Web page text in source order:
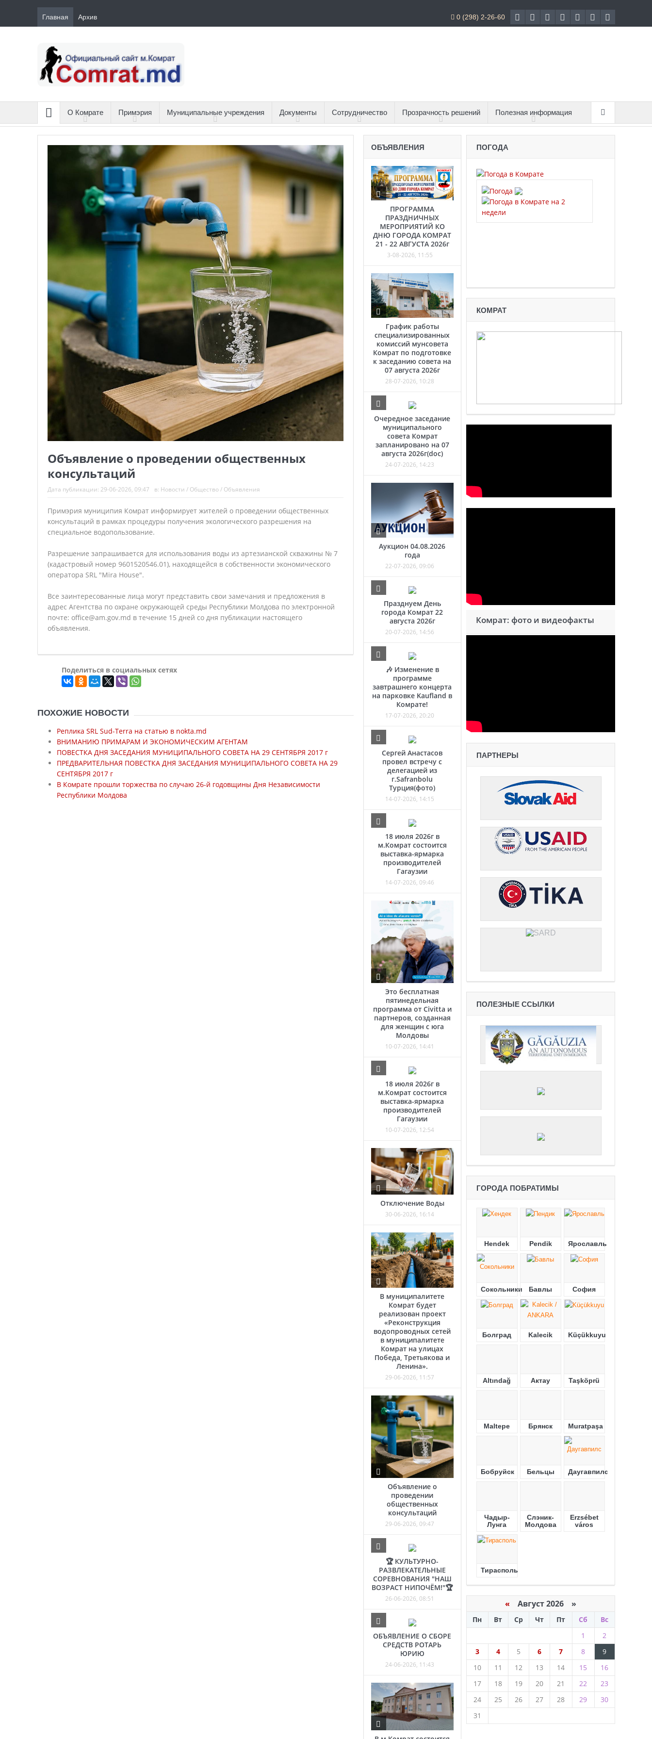
Главная Архив 0 (298) 2-26-60
О Комрате Примэрия Муниципальные учреждения Документы Сотрудничество Прозрачность решений Полезная информация
Объявление о проведении общественных
консультаций
Дата публикации: 29-06-2026, 09:47 в: Новости / Общество/ Объявления
Примэрия муниципия Комрат информирует жителей о проведении общественных
консультаций в рамках процедуры получения экологического разрешения на
специальное водопользование.
Разрешение запрашивается для использования воды из артезианской скважины № 7
(кадастровый номер 9601520546.01), находящейся в собственности экономического
оператора SRL "Mira House".
Все заинтересованные лица могут представить свои замечания и предложения в
адрес Агентства по охране окружающей среды Республики Молдова по электронной
почте: office@am.gov.md в течение 15 дней со дня публикации настоящего
объявления.
Поделиться в социальных сетях
ПОХОЖИЕ НОВОСТИ
Реплика SRL Sud-Terra на статью в nokta.md
ВНИМАНИЮ ПРИМАРАМ И ЭКОНОМИЧЕСКИМ АГЕНТАМ
ПОВЕСТКА ДНЯ ЗАСЕДАНИЯ МУНИЦИПАЛЬНОГО СОВЕТА НА 29 СЕНТЯБРЯ 2017 г
ПРЕДВАРИТЕЛЬНАЯ ПОВЕСТКА ДНЯ ЗАСЕДАНИЯ МУНИЦИПАЛЬНОГО СОВЕТА НА 29
СЕНТЯБРЯ 2017 г
В Комрате прошли торжества по случаю 26-й годовщины Дня Независимости
Республики Молдова
ОБЪЯВЛЕНИЯ
ПРОГРАММА
ПРАЗДНИЧНЫХ
МЕРОПРИЯТИЙ КО
ДНЮ ГОРОДА КОМРАТ
21 - 22 АВГУСТА 2026г
3-08-2026, 11:55
График работы
специализированных
комиссий мунсовета
Комрат по подготовке
к заседанию совета на
07 августа 2026г
28-07-2026, 10:28
Очередное заседание
муниципального
совета Комрат
запланировано на 07
августа 2026г(doc)
24-07-2026, 14:23
Аукцион 04.08.2026
года
22-07-2026, 09:06
Празднуем День
города Комрат 22
августа 2026г
20-07-2026, 14:56
🎶 Изменение в
программе
завтрашнего концерта
на парковке Kaufland в
Комрате!
17-07-2026, 20:20
Сергей Анастасов
провел встречу с
делегацией из
г.Safranbolu
Турция(фото)
14-07-2026, 14:15
18 июля 2026г в
м.Комрат состоится
выставка-ярмарка
производителей
Гагаузии
14-07-2026, 09:46
Это бесплатная
пятинедельная
программа от Civitta и
партнеров, созданная
для женщин с юга
Молдовы
10-07-2026, 14:41
18 июля 2026г в
м.Комрат состоится
выставка-ярмарка
производителей
Гагаузии
10-07-2026, 12:54
Отключение Воды
30-06-2026, 16:14
В муниципалитете
Комрат будет
реализован проект
«Реконструкция
водопроводных сетей
в муниципалитете
Комрат на улицах
Победа, Третьякова и
Ленина».
29-06-2026, 11:57
Объявление о
проведении
общественных
консультаций
29-06-2026, 09:47
🏆 КУЛЬТУРНО-
РАЗВЛЕКАТЕЛЬНЫЕ
СОРЕВНОВАНИЯ "НАШ
ВОЗРАСТ НИПОЧЁМ!"🏆
26-06-2026, 08:51
ОБЪЯВЛЕНИЕ О СБОРЕ
СРЕДСТВ РОТАРЬ
ЮРИЮ
24-06-2026, 11:43
ПОГОДА
КОМРАТ
Комрат: фото и видеофакты
ПАРТНЕРЫ
ПОЛЕЗНЫЕ ССЫЛКИ
ГОРОДА ПОБРАТИМЫ
Hendek Pendik Ярославль
Сокольники Бавлы София
Болград Kalecik Küçükkuyu
Altındağ Актау Taşköprü
Maltepe Брянск Muratpaşa
Бобруйск Бельцы Даугавпилс
Чадыр-
Лунга
Слэник-
Молдова
Erzsébet
város
Тирасполь
« Август 2026 »
Пн Вт Ср Чт Пт Сб
Вс
1
2
3
4 5 6 7 8
9
10
11 12 13 14 15
16
17
18 19 20 21 22
23
24
25 26 27 28 29
30
31